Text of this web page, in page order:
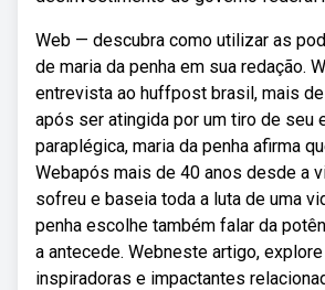
Web — descubra como utilizar as
de maria da penha em sua redação.
entrevista ao huffpost brasil, mais
após ser atingida por um tiro de seu
paraplégica, maria da penha afirma
Webapós mais de 40 anos desde a
sofreu e baseia toda a luta de uma
penha escolhe também falar da
a antecede. Webneste artigo,
inspiradoras e impactantes